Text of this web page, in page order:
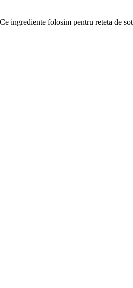
Ce ingrediente folosim pentru reteta de